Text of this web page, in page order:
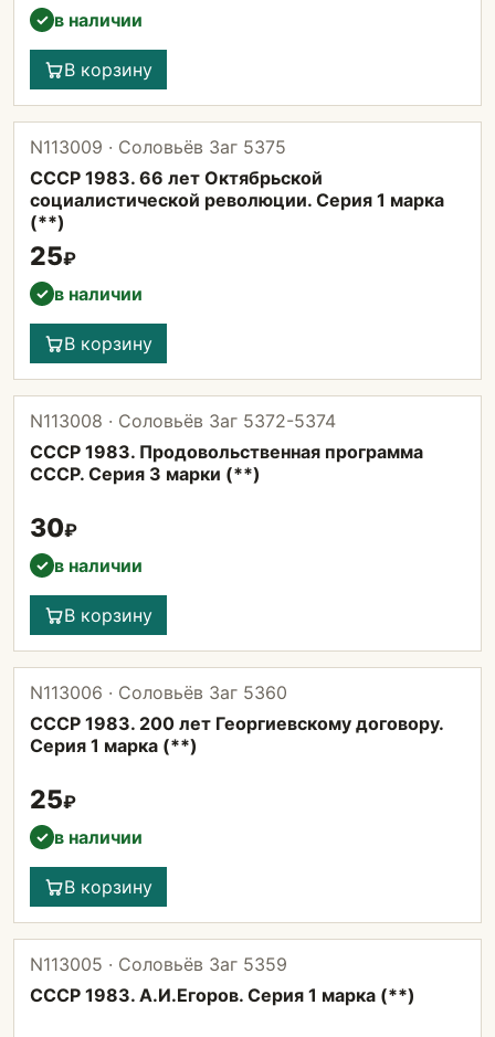
✓ в наличии
В корзину
N113009 · Соловьёв Заг 5375
СССР 1983. 66 лет Октябрьской
социалистической революции. Серия 1 марка
(**)
25₽
✓ в наличии
В корзину
N113008 · Соловьёв Заг 5372-5374
СССР 1983. Продовольственная программа
СССР. Серия 3 марки (**)
30₽
✓ в наличии
В корзину
N113006 · Соловьёв Заг 5360
СССР 1983. 200 лет Георгиевскому договору.
Серия 1 марка (**)
25₽
✓ в наличии
В корзину
N113005 · Соловьёв Заг 5359
СССР 1983. А.И.Егоров. Серия 1 марка (**)